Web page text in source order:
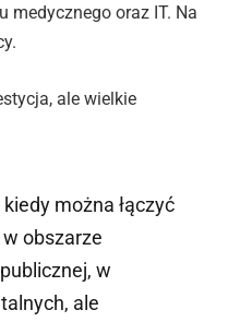
medycznego oraz IT. Na
ale wielkie
można łączyć
obszarze
w
ale